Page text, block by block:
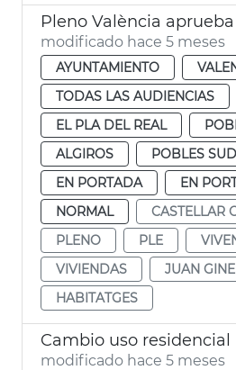
modificado hace 5 meses
AYUNTAMIENTO
TODAS LAS AUDIENCIAS
EL PLA DEL REAL
ALGIROS
POBLES SUD
EN PORTADA
EN
NORMAL
CASTELLAR
PLENO
PLE
VIVIENDAS
JUAN
HABITATGES
modificado hace 5 meses